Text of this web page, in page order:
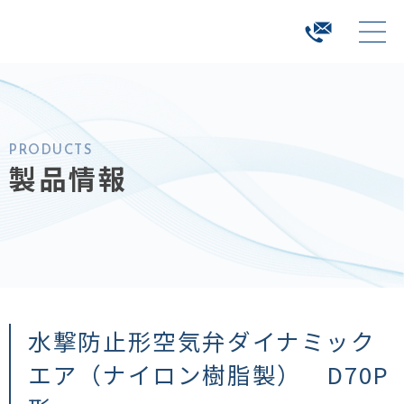
PRODUCTS
製品情報
水撃防止形空気弁ダイナミック
エア（ナイロン樹脂製） D70P